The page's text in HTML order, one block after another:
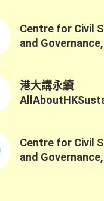
Centre for Civil
and
港大講永續
Centre for Civil
and